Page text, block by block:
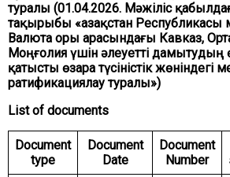
туралы (01.04.2026. Мәжіліс
тақырыбы «Қазақстан
Валюта Қоры арасындағы Кавказ,
Моңғолия үшін әлеуетті дамытудың
қатысты өзара түсіністік
ратификациялау туралы»)
List of documents
Document
type
Document
Date
Document
Number
COMMITTEE ON ECONOMIC
DEVELOPMENT AND